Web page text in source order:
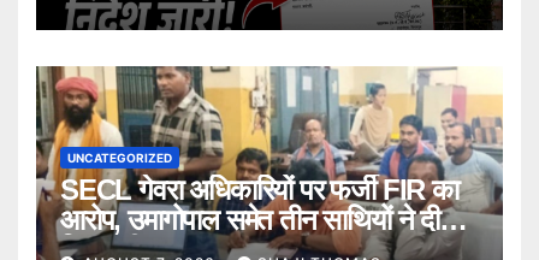
UNCATEGORIZED
SECL गेवरा अधिकारियों पर फर्जी FIR का
आरोप, उमागोपाल समेत तीन साथियों ने दी
गिरफ्तारी।